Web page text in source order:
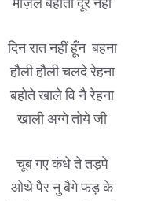
दिन रात नहीं हूँन बहना
हौली हौली चलदे रेहना
बहोते खाले वि नै रेहना
खाली अग्गे तोये जी
चूब गए कंधे ते तड़पे
ओथे पैर नु बैगे फड़ के